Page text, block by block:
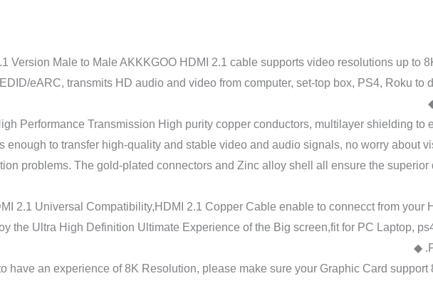
Version Male to Male AKKKGOO HDMI 2.1 cable supports video resolutions up to
eARC, transmits HD audio and video from computer, set-top box, PS4, Roku to
Performance Transmission High purity copper conductors, multilayer shielding to
enough to transfer high-quality and stable video and audio signals, no worry about
problems. The gold-plated connectors and Zinc alloy shell all ensure the
2.1 Universal Compatibility,HDMI 2.1 Copper Cable enable to connecct from your
the Ultra High Definition Ultimate Experience of the Big screen,fit for PC Laptop,
have an experience of 8K Resolution, please make sure your Graphic Card support